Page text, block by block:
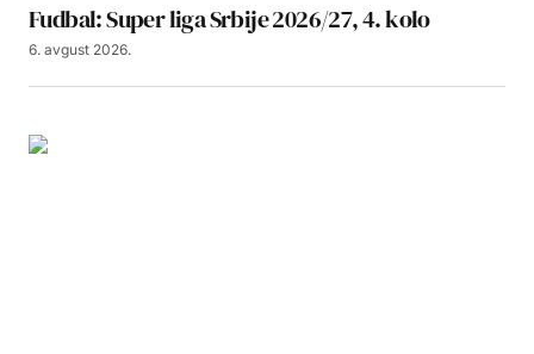
Fudbal: Super liga Srbije 2026/27, 4. kolo
6. avgust 2026.